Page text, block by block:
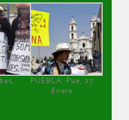
PUEBLA, Pue, 27
Enero